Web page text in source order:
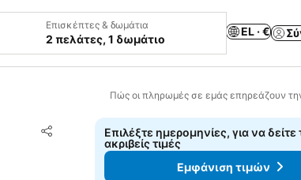
Επισκέπτες & δωμάτια
2 πελάτες, 1 δωμάτιο
EL · €
Πώς οι πληρωμές σε εμάς επηρεάζουν
Κοινοποίηση
Προσθήκη στα αγαπημένα
Επιλέξτε ημερομηνίες, για να δείτε
ακριβείς τιμές
Εμφάνιση τιμών